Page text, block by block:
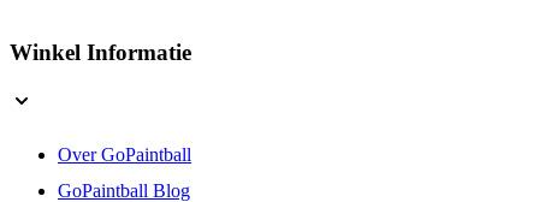
Winkel Informatie
Over GoPaintball
GoPaintball Blog